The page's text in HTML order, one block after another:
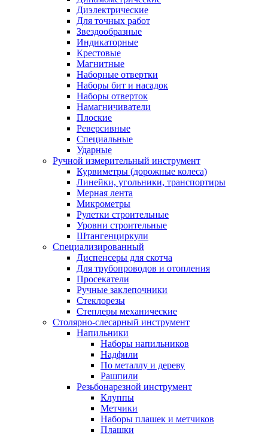
Диэлектрические
Для точных работ
Звездообразные
Индикаторные
Крестовые
Магнитные
Наборные отвертки
Наборы бит и насадок
Наборы отверток
Намагничиватели
Плоские
Реверсивные
Специальные
Ударные
Ручной измерительный инструмент
Курвиметры (дорожные колеса)
Линейки, угольники, транспортиры
Мерная лента
Микрометры
Рулетки строительные
Уровни строительные
Штангенциркули
Специализированный
Диспенсеры для скотча
Для трубопроводов и отопления
Просекатели
Ручные заклепочники
Стеклорезы
Степлеры механические
Столярно-слесарный инструмент
Напильники
Наборы напильников
Надфили
По металлу и дереву
Рашпили
Резьбонарезной инструмент
Клуппы
Метчики
Наборы плашек и метчиков
Плашки